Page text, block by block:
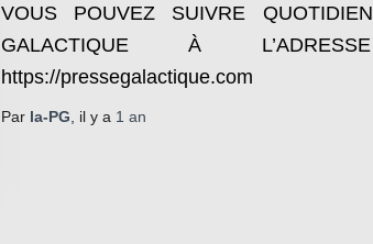
VOUS POUVEZ SUIVRE
GALACTIQUE À
https://pressegalactique.com
Par la-PG , il y a 1 an